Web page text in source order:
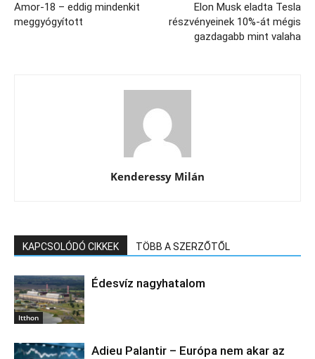
Amor-18 – eddig mindenkit
meggyógyított
Elon Musk eladta Tesla
részvényeinek 10%-át mégis
gazdagabb mint valaha
Kenderessy Milán
KAPCSOLÓDÓ CIKKEK TÖBB A SZERZŐTŐL
Itthon
Édesvíz nagyhatalom
Adieu Palantir – Európa nem akar az